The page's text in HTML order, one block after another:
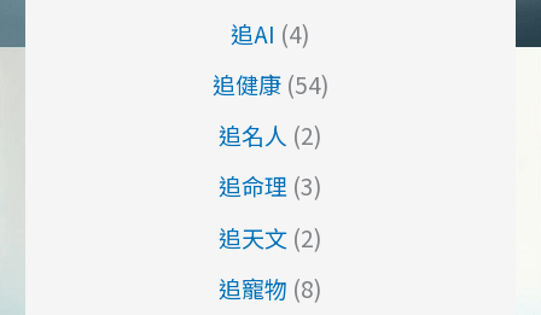
追AI (4)
追健康(54)
追名人 (2)
追命理 (3)
追天文 (2)
追寵物 (8)